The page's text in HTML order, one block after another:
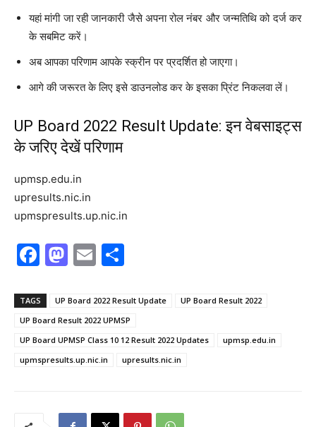
यहां मांगी जा रही जानकारी जैसे अपना रोल नंबर और जन्मतिथि को दर्ज कर
के सबमिट करें।
अब आपका परिणाम आपके स्क्रीन पर प्रदर्शित हो जाएगा।
आगे की जरूरत के लिए इसे डाउनलोड कर के इसका प्रिंट निकलवा लें।
UP Board 2022 Result Update: इन वेबसाइट्स
के जरिए देखें परिणाम
upmsp.edu.in
upresults.nic.in
upmspresults.up.nic.in
F
c
e
b
o
M
st
o
d
o
E
ai
l
ar
e
TAGS UP Board 2022 Result Update
UP Board Result 2022
UP Board Result 2022 UPMSP
UP Board UPMSP Class 10 12 Result 2022 Updates
upmsp.edu.in
upmspresults.up.nic.in
upresults.nic.in